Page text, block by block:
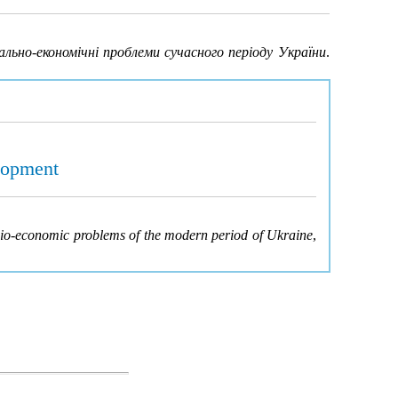
економічні проблеми сучасного періоду України.
economic problems of the modern period of Ukraine,